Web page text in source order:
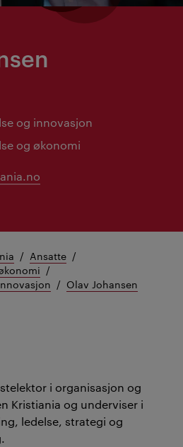
og innovasjon
og økonomi
Ansatte
Olav Johansen
i organisasjon og
Kristiania og underviser i
ledelse, strategi og